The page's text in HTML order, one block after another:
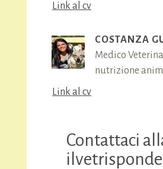
COSTANZA
Medico
nutrizione
Link al cv
Link al cv
Contattaci